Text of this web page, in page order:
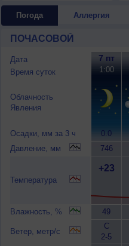
Погода Аллергия
ПОЧАСОВОЙ
Дата
Время суток
Облачность
Явления
Осадки, мм за 3 ч
Давление, мм
Температура
Влажность, %
Ветер, метр/с
7 пт
1:00
0.0
746
+23
49
С
2-5